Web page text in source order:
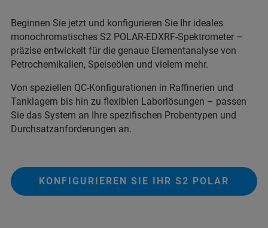
Beginnen Sie jetzt und konfigurieren Sie Ihr ideales
monochromatisches S2 POLAR-EDXRF-Spektrometer –
präzise entwickelt für die genaue Elementanalyse von
Petrochemikalien, Speiseölen und vielem mehr.
Von speziellen QC-Konfigurationen in Raffinerien und
Tanklagern bis hin zu flexiblen Laborlösungen – passen
Sie das System an Ihre spezifischen Probentypen und
Durchsatzanforderungen an.
KONFIGURIEREN SIE IHR S2 POLAR